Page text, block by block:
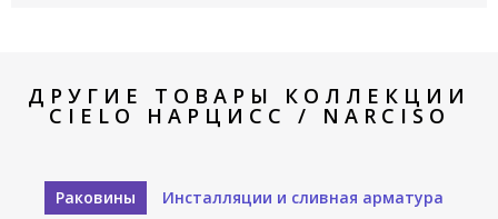
ДРУГИЕ ТОВАРЫ КОЛЛЕКЦИИ
CIELO НАРЦИСС / NARCISO
Раковины
Инсталляции и сливная арматура